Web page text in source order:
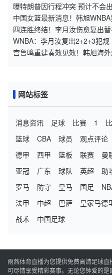
曝特朗普因行程冲突 预计不会
中国女篮最新消息！韩旭
化，李梦无球可打！
四连胜终结！李月汝伤愈复出
猫
WNBA：李月汝复出2+2+3犯
宫鲁鸣重建奏效见效！韩旭海
网站标签
消息资讯 足球 比赛 1
篮球
CBA 球员 观点评论
德甲
西甲 篮板 联赛 曼
亚冠
广东 球队 英超 助
罗马
防守 皇马 国足
法甲
中超 巴萨 皇家马德
战术
中国足球
雨燕体育直播为您提供免费高清足球
可尽情享受精彩赛事。无论您钟爱的